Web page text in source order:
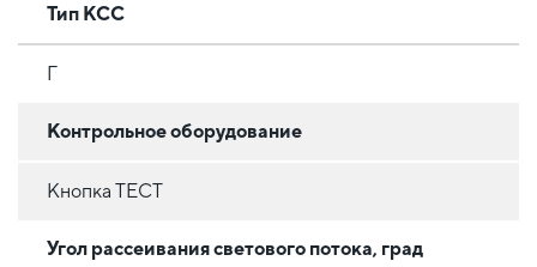
Тип КСС
Г
Контрольное оборудование
Кнопка ТЕСТ
Угол рассеивания светового потока, град